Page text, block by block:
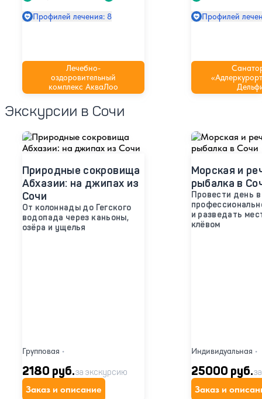
Профилей лечения: 8
Лечебно-
оздоровительный
комплекс АкваЛоо
Профилей
Экскурсии в Сочи
Природные сокровища
Абхазии: на джипах из
Сочи
От колоннады до Гегского
водопада через каньоны,
озёра и ущелья
Групповая •
2180 руб.за экскурсию
Заказ и описание
Морская и
рыбалка в
Провести день
и разведать
клёвом
Индивидуальная •
25000 руб.
Заказ и